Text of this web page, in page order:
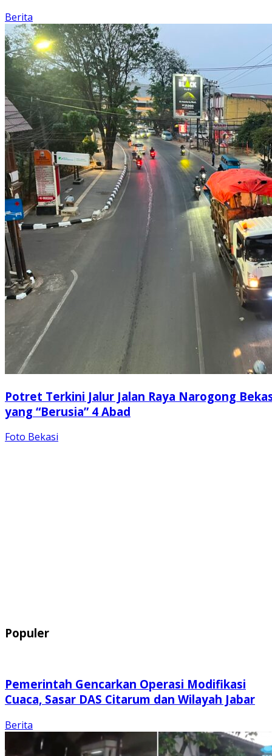
Berita
Potret Terkini Jalur Jalan Raya Narogong
yang “Berusia” 4 Abad
Foto Bekasi
Populer
Pemerintah Gencarkan Operasi Modifikasi
Cuaca, Sasar DAS Citarum dan Wilayah Jabar
Berita